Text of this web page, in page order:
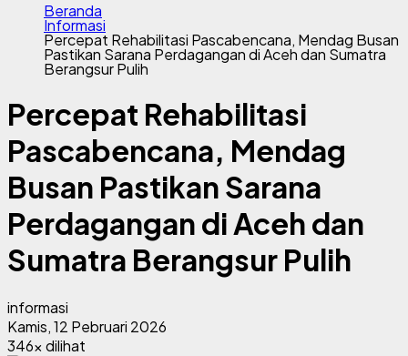
Beranda
Informasi
Percepat Rehabilitasi Pascabencana, Mendag Busan
Pastikan Sarana Perdagangan di Aceh dan Sumatra
Berangsur Pulih
Percepat Rehabilitasi
Pascabencana, Mendag
Busan Pastikan Sarana
Perdagangan di Aceh dan
Sumatra Berangsur Pulih
informasi
Kamis, 12 Pebruari 2026
346x dilihat